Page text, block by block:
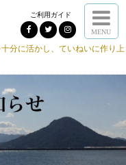
ご利用ガイド
MENU
分に活かし、ていねいに作り上